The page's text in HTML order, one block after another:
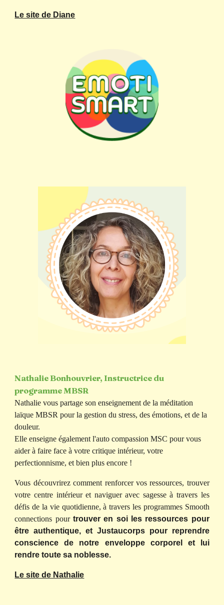
Le site de Diane
Nathalie Bonhouvrier, Instructrice du
programme MBSR
Nathalie vous partage son enseignement de la méditation
laïque MBSR pour la gestion du stress, des émotions, et de la
douleur.
Elle enseigne également l'auto compassion MSC pour vous
aider à faire face à votre critique intérieur, votre
perfectionnisme, et bien plus encore !
Vous découvrirez comment renforcer vos ressources, trouver
votre centre intérieur et naviguer avec sagesse à travers les
défis de la vie quotidienne, à travers les programmes Smooth
connections pourtrouver en soi les ressources pour
être authentique, et Justaucorps pour reprendre
conscience de notre enveloppe corporel et lui
rendre toute sa noblesse.
Le site de Nathalie